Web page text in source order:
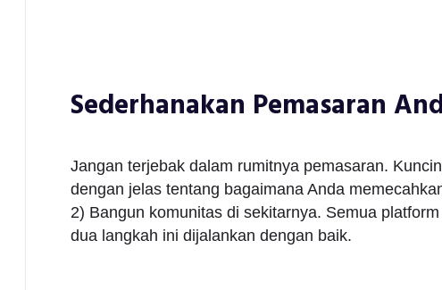
Sederhanakan Pemasaran
Jangan terjebak dalam rumitnya pemasaran.
dengan jelas tentang bagaimana Anda
2) Bangun komunitas di sekitarnya. Semua
dua langkah ini dijalankan dengan baik.